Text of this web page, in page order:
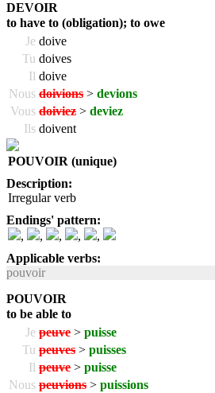
DEVOIR
to have to (obligation); to owe
Je doive
Tu doives
Il doive
Nous doivions > devions
Vous doiviez > deviez
Ils doivent
POUVOIR (unique)
Description:
Irregular verb
Endings' pattern:
,
, , ,
,
Applicable verbs:
pouvoir
POUVOIR
to be able to
Je peuve > puisse
Tu peuves > puisses
Il peuve > puisse
Nous peuvions > puissions